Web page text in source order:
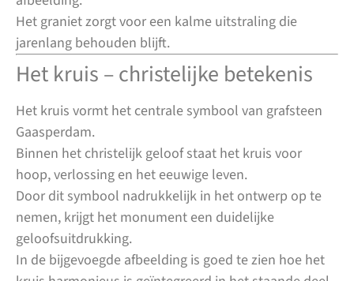
Het graniet zorgt voor een kalme uitstraling die
jarenlang behouden blijft.
Het kruis – christelijke betekenis
Het kruis vormt het centrale symbool van grafsteen
Gaasperdam.
Binnen het christelijk geloof staat het kruis voor
hoop, verlossing en het eeuwige leven.
Door dit symbool nadrukkelijk in het ontwerp op te
nemen, krijgt het monument een duidelijke
geloofsuitdrukking.
In de bijgevoegde afbeelding is goed te zien hoe het